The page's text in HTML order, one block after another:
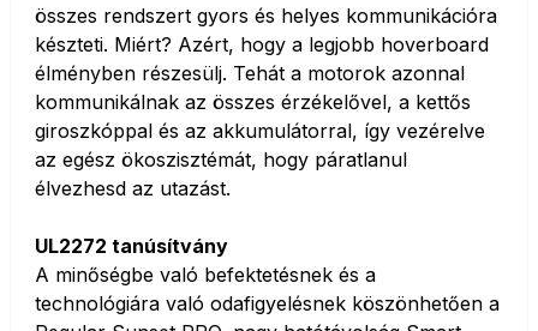
összes rendszert gyors és helyes kommunikációra
készteti. Miért? Azért, hogy a legjobb hoverboard
élményben részesülj. Tehát a motorok azonnal
kommunikálnak az összes érzékelővel, a kettős
giroszkóppal és az akkumulátorral, így vezérelve
az egész ökoszisztémát, hogy páratlanul
élvezhesd az utazást.
UL2272 tanúsítvány
A minőségbe való befektetésnek és a
technológiára való odafigyelésnek köszönhetően a